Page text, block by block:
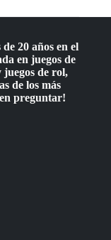
20 años en el
en juegos de
juegos de rol,
de los más
preguntar!